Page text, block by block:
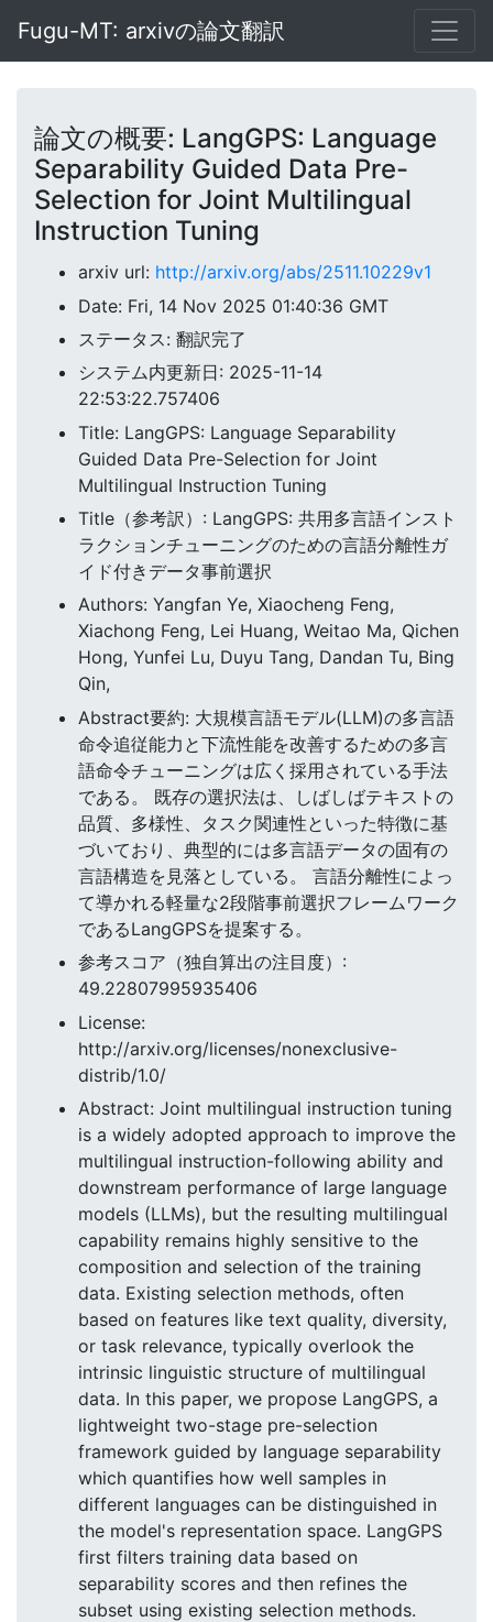
Fugu-MT: arxivの論文翻訳
論文の概要: LangGPS: Language
Separability Guided Data Pre-
Selection for Joint Multilingual
Instruction Tuning
arxiv url: http://arxiv.org/abs/2511.10229v1
Date: Fri, 14 Nov 2025 01:40:36 GMT
ステータス: 翻訳完了
システム内更新日: 2025-11-14
22:53:22.757406
Title: LangGPS: Language Separability
Guided Data Pre-Selection for Joint
Multilingual Instruction Tuning
Title（参考訳）: LangGPS: 共用多言語インスト
ラクションチューニングのための言語分離性ガ
イド付きデータ事前選択
Authors: Yangfan Ye, Xiaocheng Feng,
Xiachong Feng, Lei Huang, Weitao Ma, Qichen
Hong, Yunfei Lu, Duyu Tang, Dandan Tu, Bing
Qin,
Abstract要約: 大規模言語モデル(LLM)の多言語
命令追従能力と下流性能を改善するための多言
語命令チューニングは広く採用されている手法
である。 既存の選択法は、しばしばテキストの
品質、多様性、タスク関連性といった特徴に基
づいており、典型的には多言語データの固有の
言語構造を見落としている。 言語分離性によっ
て導かれる軽量な2段階事前選択フレームワーク
であるLangGPSを提案する。
参考スコア（独自算出の注目度）:
49.22807995935406
License:
http://arxiv.org/licenses/nonexclusive-
distrib/1.0/
Abstract: Joint multilingual instruction tuning
is a widely adopted approach to improve the
multilingual instruction-following ability and
downstream performance of large language
models (LLMs), but the resulting multilingual
capability remains highly sensitive to the
composition and selection of the training
data. Existing selection methods, often
based on features like text quality, diversity,
or task relevance, typically overlook the
intrinsic linguistic structure of multilingual
data. In this paper, we propose LangGPS, a
lightweight two-stage pre-selection
framework guided by language separability
which quantifies how well samples in
different languages can be distinguished in
the model's representation space. LangGPS
first filters training data based on
separability scores and then refines the
subset using existing selection methods.